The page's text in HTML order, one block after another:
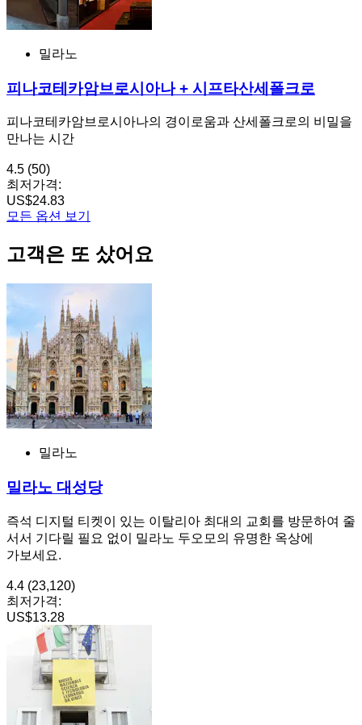
밀라노
피나코테카암브로시아나 + 시프타산세폴크로
피나코테카암브로시아나의 경이로움과 산세폴크로의 비밀을
만나는 시간
4.5 (50)
최저가격:
US$24.83
모든 옵션 보기
고객은 또 샀어요
밀라노
밀라노 대성당
즉석 디지털 티켓이 있는 이탈리아 최대의 교회를 방문하여 줄
서서 기다릴 필요 없이 밀라노 두오모의 유명한 옥상에
가보세요.
4.4 (23,120)
최저가격:
US$13.28